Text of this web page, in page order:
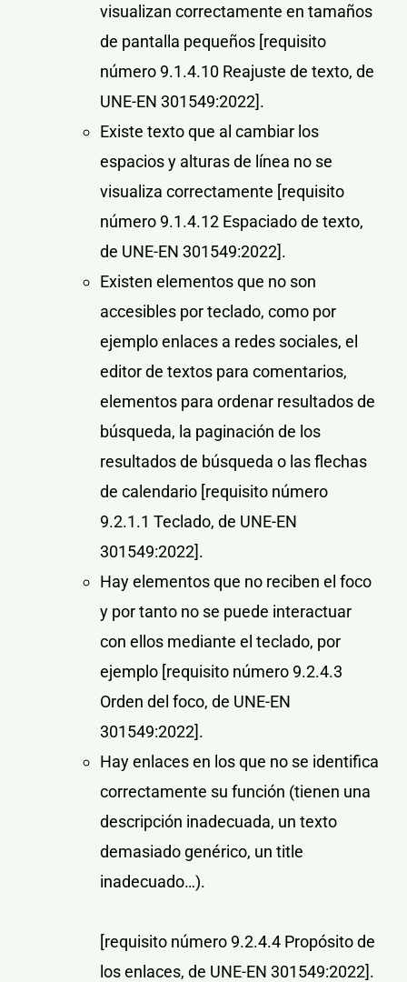
visualizan correctamente en tamaños
de pantalla pequeños [requisito
número 9.1.4.10 Reajuste de texto, de
UNE-EN 301549:2022].
Existe texto que al cambiar los
espacios y alturas de línea no se
visualiza correctamente [requisito
número 9.1.4.12 Espaciado de texto,
de UNE-EN 301549:2022].
Existen elementos que no son
accesibles por teclado, como por
ejemplo enlaces a redes sociales, el
editor de textos para comentarios,
elementos para ordenar resultados de
búsqueda, la paginación de los
resultados de búsqueda o las flechas
de calendario [requisito número
9.2.1.1 Teclado, de UNE-EN
301549:2022].
Hay elementos que no reciben el foco
y por tanto no se puede interactuar
con ellos mediante el teclado, por
ejemplo [requisito número 9.2.4.3
Orden del foco, de UNE-EN
301549:2022].
Hay enlaces en los que no se identifica
correctamente su función (tienen una
descripción inadecuada, un texto
demasiado genérico, un title
inadecuado…).
[requisito número 9.2.4.4 Propósito de
los enlaces, de UNE-EN 301549:2022].